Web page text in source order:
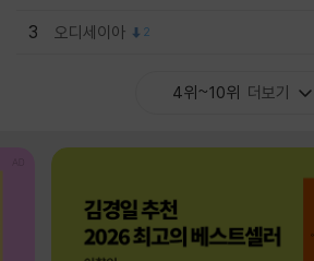
3 오디세이아 2
4위~10위 더보기